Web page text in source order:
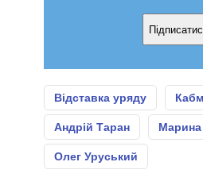
Відставка уряду
Андрій Таран Марина
Олег Уруський